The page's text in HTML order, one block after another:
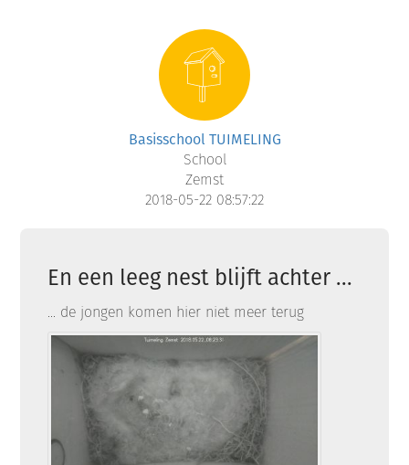
Basisschool TUIMELING
School
Zemst
2018-05-22 08:57:22
En een leeg nest blijft achter ...
... de jongen komen hier niet meer terug